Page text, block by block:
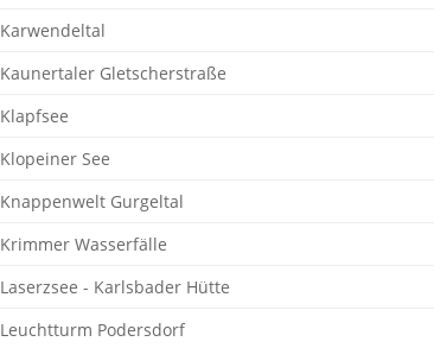
Karwendeltal
Kaunertaler Gletscherstraße
Klapfsee
Klopeiner See
Knappenwelt Gurgeltal
Krimmer Wasserfälle
Laserzsee - Karlsbader Hütte
Leuchtturm Podersdorf